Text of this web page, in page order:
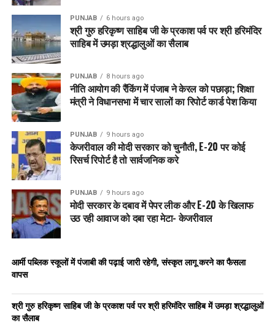
PUNJAB 6 hours ago
श्री गुरु हरिकृष्ण साहिब जी के प्रकाश पर्व पर श्री हरिमंदिर
साहिब में उमड़ा श्रद्धालुओं का सैलाब
PUNJAB 8 hours ago
नीति आयोग की रैंकिंग में पंजाब ने केरल को पछाड़ा; शिक्षा
मंत्री ने विधानसभा में चार सालों का रिपोर्ट कार्ड पेश किया
PUNJAB 9 hours ago
केजरीवाल की मोदी सरकार को चुनौती, E-20 पर कोई
रिसर्च रिपोर्ट है तो सार्वजनिक करे
PUNJAB 9 hours ago
मोदी सरकार के दबाव में पेपर लीक और E-20 के खिलाफ
उठ रही आवाज को दबा रहा मेटा- केजरीवाल
आर्मी पब्लिक स्कूलों में पंजाबी की पढ़ाई जारी रहेगी, संस्कृत लागू करने का फैसला
वापस
श्री गुरु हरिकृष्ण साहिब जी के प्रकाश पर्व पर श्री हरिमंदिर साहिब में उमड़ा श्रद्धालुओं
का सैलाब